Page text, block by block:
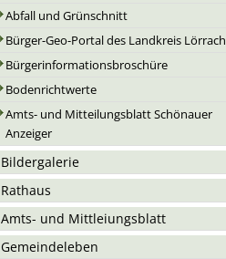
Abfall und Grünschnitt
Bürger-Geo-Portal des Landkreis Lörrach
Bürgerinformationsbroschüre
Bodenrichtwerte
Amts- und Mitteilungsblatt Schönauer
Anzeiger
Bildergalerie
Rathaus
Amts- und Mittleiungsblatt
Gemeindeleben